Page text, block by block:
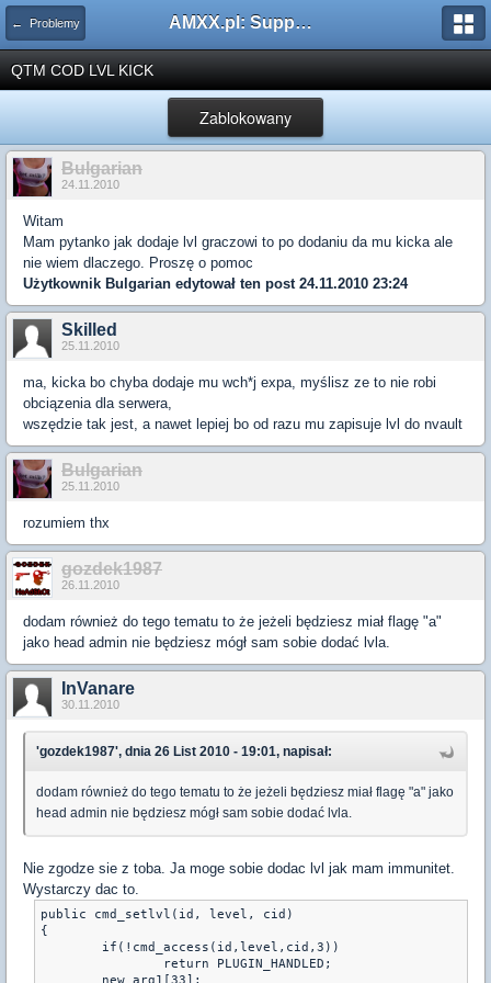
← Problemy AMXX.pl: Support AMX Mod X i SourceMod
QTM COD LVL KICK
Zablokowany
Bulgarian
24.11.2010
Witam
Mam pytanko jak dodaje lvl graczowi to po dodaniu da mu kicka ale
nie wiem dlaczego. Proszę o pomoc
Użytkownik Bulgarian edytował ten post 24.11.2010 23:24
Skilled
25.11.2010
ma, kicka bo chyba dodaje mu wch*j expa, myślisz ze to nie robi
obciązenia dla serwera,
wszędzie tak jest, a nawet lepiej bo od razu mu zapisuje lvl do nvault
Bulgarian
25.11.2010
rozumiem thx
gozdek1987
26.11.2010
dodam również do tego tematu to że jeżeli będziesz miał flagę "a"
jako head admin nie będziesz mógł sam sobie dodać lvla.
InVanare
30.11.2010
'gozdek1987', dnia 26 List 2010 - 19:01, napisał:
dodam również do tego tematu to że jeżeli będziesz miał flagę "a" jako
head admin nie będziesz mógł sam sobie dodać lvla.
Nie zgodze sie z toba. Ja moge sobie dodac lvl jak mam immunitet.
Wystarczy dac to.
public cmd_setlvl(id, level, cid)
{
        if(!cmd_access(id,level,cid,3))
                return PLUGIN_HANDLED;